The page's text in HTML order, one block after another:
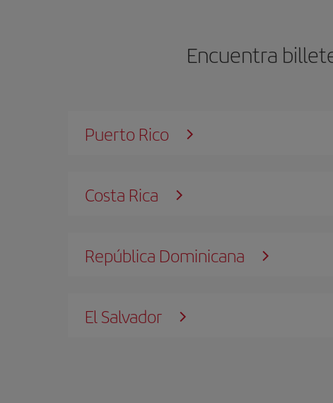
Encuentra
Puerto Rico
Costa Rica
República Dominicana
El Salvador